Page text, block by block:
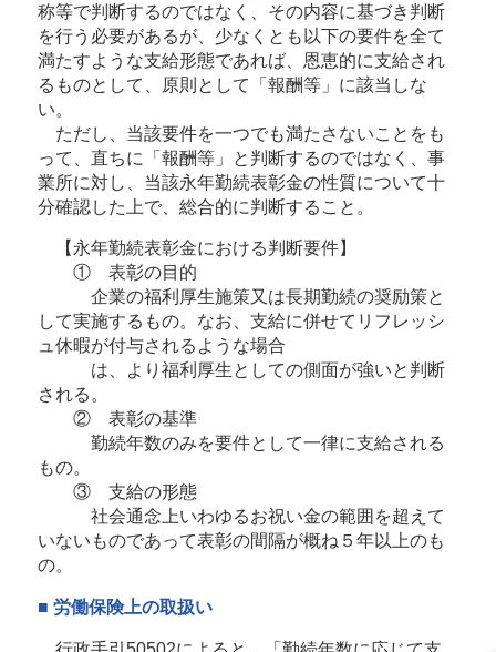
称等で判断するのではなく、その内容に基づき判断
を行う必要があるが、少なくとも以下の要件を全て
満たすような支給形態であれば、恩恵的に支給され
るものとして、原則として「報酬等」に該当しな
い。
ただし、当該要件を一つでも満たさないことをも
って、直ちに「報酬等」と判断するのではなく、事
業所に対し、当該永年勤続表彰金の性質について十
分確認した上で、総合的に判断すること。
【永年勤続表彰金における判断要件】
① 表彰の目的
企業の福利厚生施策又は長期勤続の奨励策と
して実施するもの。なお、支給に併せてリフレッシ
ュ休暇が付与されるような場合
は、より福利厚生としての側面が強いと判断
される。
② 表彰の基準
勤続年数のみを要件として一律に支給される
もの。
③ 支給の形態
社会通念上いわゆるお祝い金の範囲を超えて
いないものであって表彰の間隔が概ね５年以上のも
の。
■ 労働保険上の取扱い